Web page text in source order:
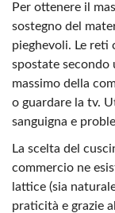
Per ottenere il
sostegno del
pieghevoli. Le reti
spostate secondo
massimo della
o guardare la tv.
sanguigna e
La scelta del
commercio ne
lattice (sia
praticità e grazie